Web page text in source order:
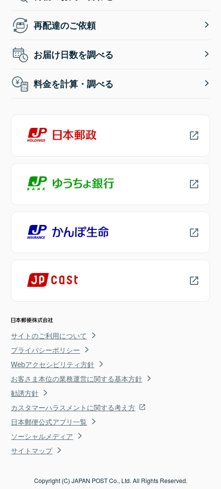
再配達のご依頼
お届け日数を調べる
料金を計算・調べる
サイトのご利用について
プライバシーポリシー
Webアクセシビリティ方針
お客さま本位の業務運営に関する基本方針
勧誘方針
カスタマーハラスメントに関する考え方
日本郵便公式アプリ一覧
ソーシャルメディア
サイトマップ
Copyright (C) JAPAN POST Co., Ltd. All Rights Reserved.